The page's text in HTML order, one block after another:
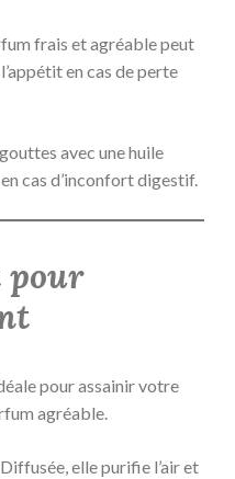
frais et agréable peut
en cas de perte
avec une huile
cas d’inconfort digestif.
pour assainir votre
agréable.
Diffusée, elle purifie l’air et